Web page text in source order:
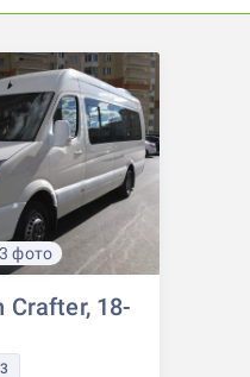
фото
Crafter, 18-
3